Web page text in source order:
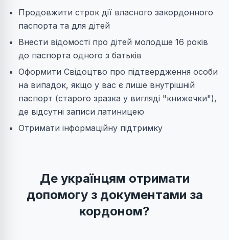
Продовжити строк дії власного закордонного
паспорта та для дітей
Внести відомості про дітей молодше 16 років
до паспорта одного з батьків
Оформити Свідоцтво про підтвердження особи
на випадок, якщо у вас є лише внутрішній
паспорт (старого зразка у вигляді "книжечки"),
де відсутні записи латиницею
Отримати інформаційну підтримку
Де українцям отримати
допомогу з документами за
кордоном?